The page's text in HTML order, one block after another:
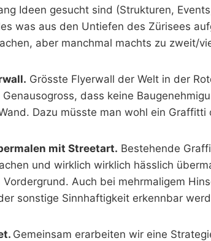
Ideen gesucht sind (Strukturen,
was aus den Untiefen des Zürisees
aber manchmal machts zu zweit/
Grösste Flyerwall der Welt in der
dass keine
Dazu müsste man wohl ein Graffitti
mit Streetart. Bestehende
und wirklich wirklich hässlich
Auch bei mehrmaligem
sonstige Sinnhaftigkeit erkennbar
Gemeinsam erarbeiten wir eine